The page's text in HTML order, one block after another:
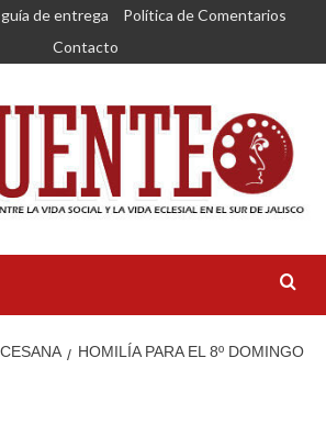
de entrega
Política de Comentarios
Contacto
HOMILÍA PARA EL 8º DOMINGO